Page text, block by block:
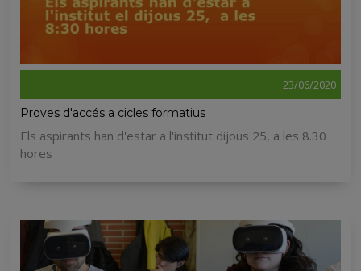
23/06/2020
Proves d'accés a cicles formatius
Els aspirants han d'estar a l'institut dijous 25, a les 8.30
hores